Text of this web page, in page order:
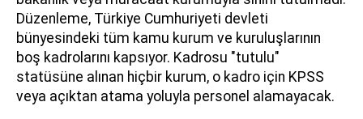
Düzenleme, Türkiye Cumhuriyeti devleti
bünyesindeki tüm kamu kurum ve kuruluşlarının
boş kadrolarını kapsıyor. Kadrosu "tutulu"
statüsüne alınan hiçbir kurum, o kadro için KPSS
veya açıktan atama yoluyla personel alamayacak.